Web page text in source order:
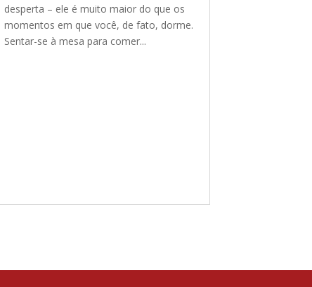
desperta – ele é muito maior do que os
momentos em que você, de fato, dorme.
Sentar-se à mesa para comer...